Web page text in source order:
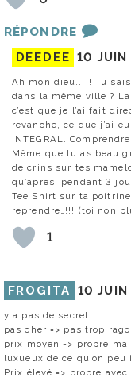
RÉPONDRE
DEEDEE 10
Ah mon dieu.. !! Tu
dans la même ville ?
c’est que je l’ai fait
revanche, ce que j’ai
INTEGRAL.
Même que tu as beau
de crins sur tes
qu’après, pendant 3
Tee Shirt sur ta
reprendre…!!! (toi non
1
FROGITA 10
y a pas de secret…
pas cher => pas trop
prix moyen => propre
luxueux de ce qu’on
Prix élevé => propre